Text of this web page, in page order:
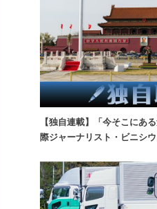
【独自連載】「今そこにあ
際ジャーナリスト・ビニシ